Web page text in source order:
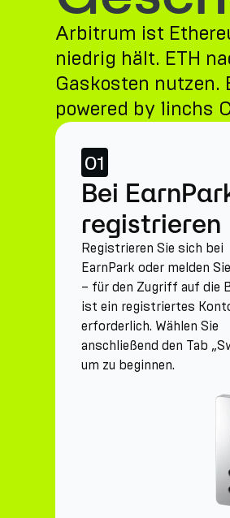
Arbitrum ist
niedrig hält. ETH
Gaskosten
powered by 1inchs
01
Bei
registrieren
Registrieren Sie sich bei
EarnPark oder melden
– für den Zugriff auf die
ist ein registriertes
erforderlich. Wählen Sie
anschließend den Tab
um zu beginnen.